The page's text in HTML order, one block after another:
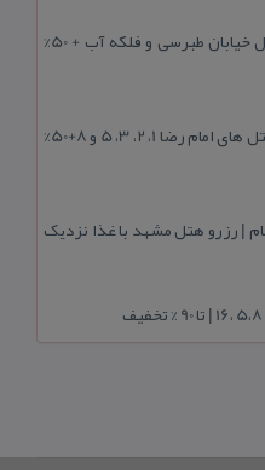
لیست هتل آپارتمان های مشهد در هتل خیابان طبرسی و فلکه آب + 50%
رزرو هتل در خیابان امام رضا مشهد | هتل‌ های امام رضا 1، 2، 3، 5 و 8+50%
| رزرو هتل مشهد با غذا نزدیک